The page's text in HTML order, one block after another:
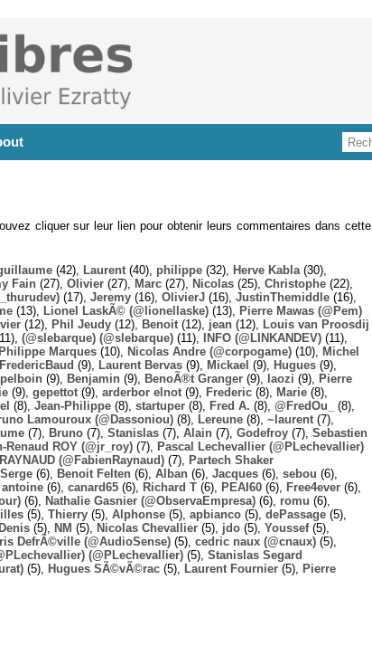
cliquer sur leur lien pour obtenir leurs commentaires dans cette
(42), Laurent (40), philippe (32), Herve Kabla (30),
Fain (27), Olivier (27), Marc (27), Nicolas (25), Christophe (22),
(17), Jeremy (16), OlivierJ (16), JustinThemiddle (16),
(13), Lionel LaskÃ© (@lionellaske) (13),
Pierre Mawas (@Pem)
(12), Phil Jeudy (12), Benoit (12), jean (12),
Louis van Proosdij
(@slebarque) (@slebarque) (11), INFO (@LINKANDEV) (11),
Philippe Marques (10), Nicolas Andre (@corpogame) (10),
Michel
FredericBaud (9), Laurent Bervas (9), Mickael (9), Hugues (9),
(9), Benjamin (9), BenoÃ®t Granger (9), laozi (9),
Pierre
(9), gepettot (9), arderbor elnot (9), Frederic (8), Marie (8),
(8), Jean-Philippe (8), startuper (8), Fred A. (8), @FredOu_
(8),
Lamouroux (@Dassoniou) (8), Lereune (8), ~laurent (7),
(7), Bruno (7), Stanislas (7), Alain (7), Godefroy (7), Sebastien
Renaud ROY (@jr_roy) (7),
Pascal Lechevallier (@PLechevallier)
(@FabienRaynaud) (7),
Partech Shaker
Serge (6), Benoit Felten (6), Alban (6), Jacques (6), sebou (6),
antoine (6), canard65 (6), Richard T (6), PEAI60 (6), Free4ever (6),
(6), Nathalie Gasnier (@ObservaEmpresa) (6), romu (6),
(5), Thierry (5), Alphonse (5), apbianco (5), dePassage (5),
(5), NM (5), Nicolas Chevallier (5), jdo (5), Youssef(5),
DefrÃ©ville (@AudioSense) (5), cedric naux (@cnaux) (5),
(@PLechevallier) (5), Stanislas Segard
(5), Hugues SÃ©vÃ©rac (5), Laurent Fournier (5),
Pierre